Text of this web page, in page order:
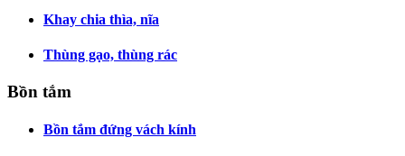
Khay chia thìa, nĩa
Thùng gạo, thùng rác
Bồn tắm
Bồn tắm đứng vách kính